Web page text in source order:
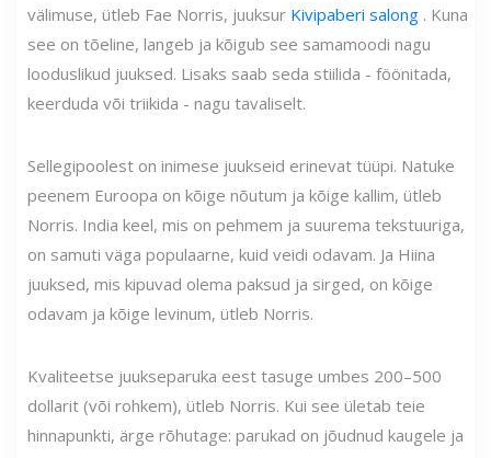
välimuse, ütleb Fae Norris, juuksur Kivipaberi salong . Kuna
see on tõeline, langeb ja kõigub see samamoodi nagu
looduslikud juuksed. Lisaks saab seda stiilida - föönitada,
keerduda või triikida - nagu tavaliselt.
Sellegipoolest on inimese juukseid erinevat tüüpi. Natuke
peenem Euroopa on kõige nõutum ja kõige kallim, ütleb
Norris. India keel, mis on pehmem ja suurema tekstuuriga,
on samuti väga populaarne, kuid veidi odavam. Ja Hiina
juuksed, mis kipuvad olema paksud ja sirged, on kõige
odavam ja kõige levinum, ütleb Norris.
Kvaliteetse juukseparuka eest tasuge umbes 200–500
dollarit (või rohkem), ütleb Norris. Kui see ületab teie
hinnapunkti, ärge rõhutage: parukad on jõudnud kaugele ja